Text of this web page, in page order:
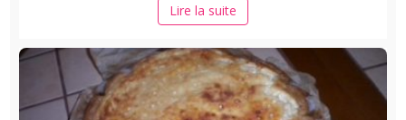
Lire la suite